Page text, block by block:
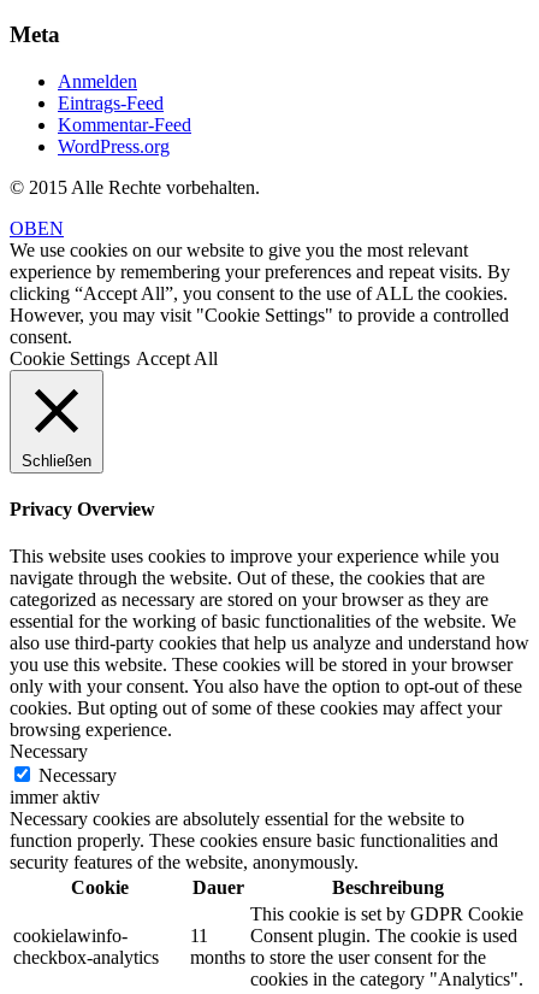
Meta
Anmelden
Eintrags-Feed
Kommentar-Feed
WordPress.org
© 2015 Alle Rechte vorbehalten.
OBEN
We use cookies on our website to give you the most relevant
experience by remembering your preferences and repeat visits. By
clicking “Accept All”, you consent to the use of ALL the cookies.
However, you may visit "Cookie Settings" to provide a controlled
consent.
Cookie Settings Accept All
Schließen
Privacy Overview
This website uses cookies to improve your experience while you
navigate through the website. Out of these, the cookies that are
categorized as necessary are stored on your browser as they are
essential for the working of basic functionalities of the website. We
also use third-party cookies that help us analyze and understand how
you use this website. These cookies will be stored in your browser
only with your consent. You also have the option to opt-out of these
cookies. But opting out of some of these cookies may affect your
browsing experience.
Necessary
Necessary
immer aktiv
Necessary cookies are absolutely essential for the website to
function properly. These cookies ensure basic functionalities and
security features of the website, anonymously.
Cookie
Dauer Beschreibung
cookielawinfo-
checkbox-analytics
11
months
This cookie is set by GDPR Cookie
Consent plugin. The cookie is used
to store the user consent for the
cookies in the category "Analytics".